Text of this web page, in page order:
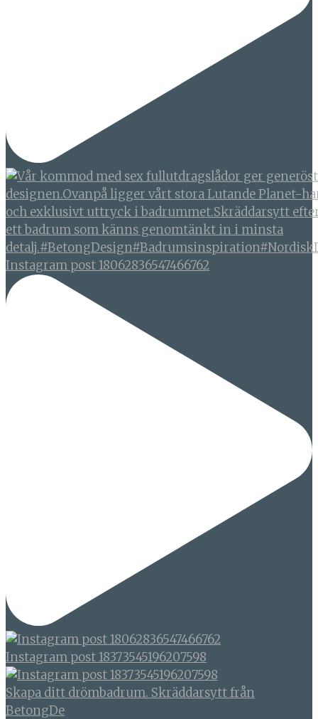
Instagram post 18062836547466762
Instagram post 18373545196207598
Skapa ditt drömbadrum. Skräddarsytt från
BetongDe